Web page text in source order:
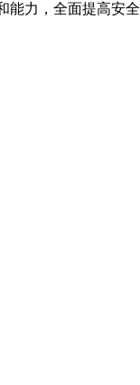
力，全面提高安